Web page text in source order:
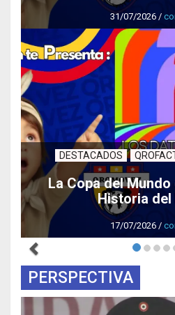
31/07/2026 /
DESTACADOS
La Copa del
Historia del
17/07/2026 /
PERSPECTIVA